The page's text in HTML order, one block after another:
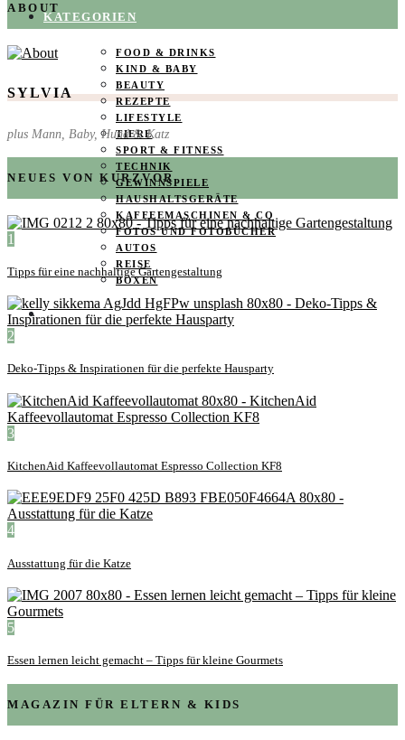
KATEGORIEN
FOOD & DRINKS
KIND & BABY
BEAUTY
REZEPTE
LIFESTYLE
TIERE
SPORT & FITNESS
TECHNIK
GEWINNSPIELE
HAUSHALTSGERÄTE
KAFFEEMASCHINEN & CO
FOTOS UND FOTOBÜCHER
AUTOS
REISE
BOXEN
KIND & KEGEL
ABOUT
SYLVIA
plus Mann, Baby, Hund & Katz
NEUES VON KURZVOR
1
Tipps für eine nachhaltige Gartengestaltung
2
Deko-Tipps & Inspirationen für die perfekte Hausparty
3
KitchenAid Kaffeevollautomat Espresso Collection KF8
4
Ausstattung für die Katze
5
Essen lernen leicht gemacht – Tipps für kleine Gourmets
MAGAZIN FÜR ELTERN & KIDS